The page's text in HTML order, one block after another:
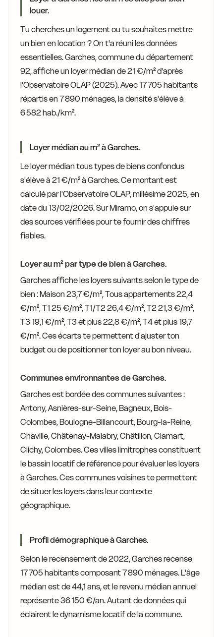
louer.
Tu cherches un logement ou tu souhaites mettre
un bien en location ? On t'a réuni les données
essentielles. Garches, commune du département
92, affiche un loyer médian de 21 €/m² d'après
l'Observatoire OLAP (2025). Avec 17 705 habitants
répartis en 7 890 ménages, la densité s'élève à
6 582 hab./km².
Loyer médian au m² à Garches.
Le loyer médian tous types de biens confondus
s'élève à 21 €/m² à Garches. Ce montant est
calculé par l'Observatoire OLAP, millésime 2025, en
date du 13/02/2026. Sur Miramo, on s'appuie sur
des sources vérifiées pour te fournir des chiffres
fiables.
Loyer au m² par type de bien à Garches.
Garches affiche les loyers suivants selon le type de
bien : Maison 23,7 €/m², Tous appartements 22,4
€/m², T1 25 €/m², T1/T2 26,4 €/m², T2 21,3 €/m²,
T3 19,1 €/m², T3 et plus 22,8 €/m², T4 et plus 19,7
€/m². Ces écarts te permettent d'ajuster ton
budget ou de positionner ton loyer au bon niveau.
Communes environnantes de Garches.
Garches est bordée des communes suivantes :
Antony, Asnières-sur-Seine, Bagneux, Bois-
Colombes, Boulogne-Billancourt, Bourg-la-Reine,
Chaville, Châtenay-Malabry, Châtillon, Clamart,
Clichy, Colombes. Ces villes limitrophes constituent
le bassin locatif de référence pour évaluer les loyers
à Garches. Ces communes voisines te permettent
de situer les loyers dans leur contexte
géographique.
Profil démographique à Garches.
Selon le recensement de 2022, Garches recense
17 705 habitants composant 7 890 ménages. L'âge
médian est de 44,1 ans, et le revenu médian annuel
représente 36 150 €/an. Autant de données qui
éclairent le dynamisme locatif de la commune.